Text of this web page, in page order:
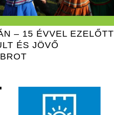
– 15 ÉVVEL EZELŐTT
ÉS JÖVŐ